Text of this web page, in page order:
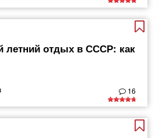
летний отдых в СССР: как
16